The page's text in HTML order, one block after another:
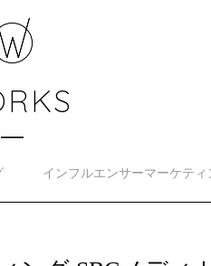
インフルエンサーマーケティ